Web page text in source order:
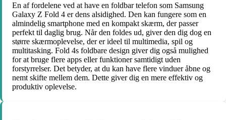
En af fordelene ved at have en foldbar telefon som Samsung
Galaxy Z Fold 4 er dens alsidighed. Den kan fungere som en
almindelig smartphone med en kompakt skærm, der passer
perfekt til daglig brug. Når den foldes ud, giver den dig dog en
større skærmoplevelse, der er ideel til multimedia, spil og
multitasking. Fold 4s foldbare design giver dig også mulighed
for at bruge flere apps eller funktioner samtidigt uden
forstyrrelser. Det betyder, at du kan have flere vinduer åbne og
nemt skifte mellem dem. Dette giver dig en mere effektiv og
produktiv oplevelse.